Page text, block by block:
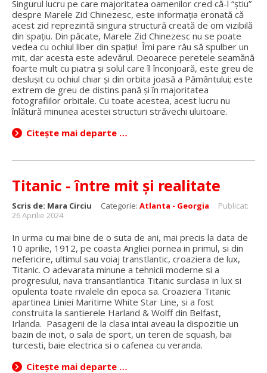
Singurul lucru pe care majoritatea oamenilor cred că-l “știu”
despre Marele Zid Chinezesc, este informația eronată că
acest zid reprezintă singura structură creată de om vizibilă
din spațiu. Din păcate, Marele Zid Chinezesc nu se poate
vedea cu ochiul liber din spațiu! Îmi pare rău să spulber un
mit, dar acesta este adevărul. Deoarece peretele seamănă
foarte mult cu piatra și solul care îl înconjoară, este greu de
deslușit cu ochiul chiar și din orbita joasă a Pământului; este
extrem de greu de distins pană și în majoritatea
fotografiilor orbitale. Cu toate acestea, acest lucru nu
înlătură minunea acestei structuri străvechi uluitoare.
Citește mai departe …
Titanic - între mit și realitate
Scris de: Mara Circiu Categorie: Atlanta - Georgia
Publicat:
26 Aprilie 2024
In urma cu mai bine de o suta de ani, mai precis la data de
10 aprilie, 1912, pe coasta Angliei pornea in primul, si din
nefericire, ultimul sau voiaj transtlantic, croaziera de lux,
Titanic. O adevarata minune a tehnicii moderne si a
progresului, nava transantlantica Titanic surclasa in lux si
opulenta toate rivalele din epoca sa. Croaziera Titanic
apartinea Liniei Maritime White Star Line, si a fost
construita la santierele Harland & Wolff din Belfast,
Irlanda. Pasagerii de la clasa intai aveau la dispozitie un
bazin de inot, o sala de sport, un teren de squash, bai
turcesti, baie electrica si o cafenea cu veranda.
Citește mai departe …